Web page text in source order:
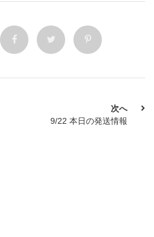
次へ
9/22 本日の発送情報